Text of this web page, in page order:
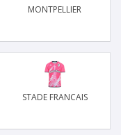
MONTPELLIER
STADE FRANCAIS